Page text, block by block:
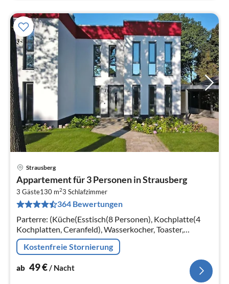
Strausberg
Appartement für 3 Personen in Strausberg
3 Gäste130 m23 Schlafzimmer
364 Bewertungen
Parterre: (Küche(Esstisch(8 Personen), Kochplatte(4
Kochplatten, Ceranfeld), Wasserkocher, Toaster,
Kaffeemaschine, Backofen, Mikrowelle, Spülmaschine,
Kühl-/Gefrierkombination)
Kostenfreie Stornierung
ab 49€/ Nacht